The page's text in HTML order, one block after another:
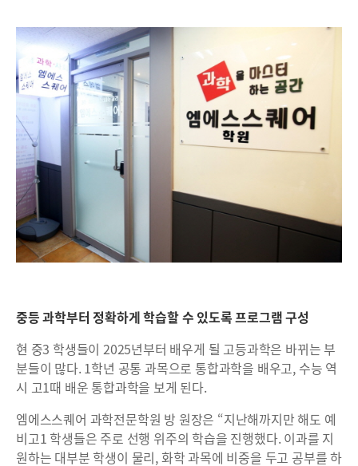
중등 과학부터 정확하게 학습할 수 있도록 프로그램 구성
현 중3 학생들이 2025년부터 배우게 될 고등과학은 바뀌는 부
분들이 많다. 1학년 공통 과목으로 통합과학을 배우고, 수능 역
시 고1때 배운 통합과학을 보게 된다.
엠에스스퀘어 과학전문학원 방 원장은 “지난해까지만 해도 예
비고1 학생들은 주로 선행 위주의 학습을 진행했다. 이과를 지
원하는 대부분 학생이 물리, 화학 과목에 비중을 두고 공부를 하